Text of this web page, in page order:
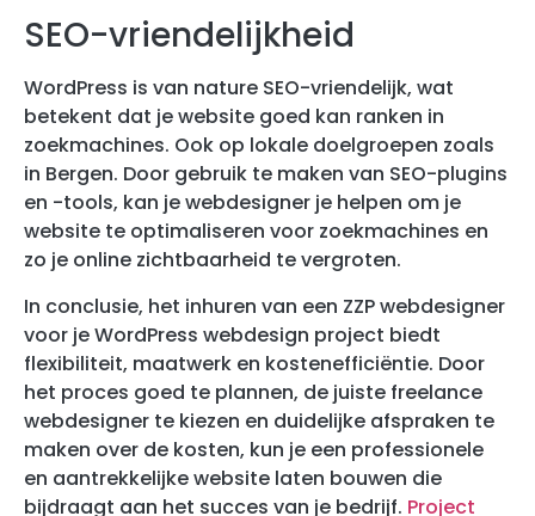
SEO-vriendelijkheid
WordPress is van nature SEO-vriendelijk, wat
betekent dat je website goed kan ranken in
zoekmachines. Ook op lokale doelgroepen zoals
in Bergen. Door gebruik te maken van SEO-plugins
en -tools, kan je webdesigner je helpen om je
website te optimaliseren voor zoekmachines en
zo je online zichtbaarheid te vergroten.
In conclusie, het inhuren van een ZZP webdesigner
voor je WordPress webdesign project biedt
flexibiliteit, maatwerk en kostenefficiëntie. Door
het proces goed te plannen, de juiste freelance
webdesigner te kiezen en duidelijke afspraken te
maken over de kosten, kun je een professionele
en aantrekkelijke website laten bouwen die
bijdraagt aan het succes van je bedrijf. Project